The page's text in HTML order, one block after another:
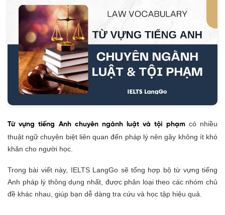
6. Gợi ý cách học từ vựng tiếng Anh chuyên ngành luật
Từ vựng tiếng Anh chuyên ngành luật và tội phạmcó nhiều
thuật ngữ chuyên biệt liên quan đến pháp lý nên gây không ít khó
khăn cho người học.
Trong bài viết này, IELTS LangGo sẽ tổng hợp bộ từ vựng tiếng
Anh pháp lý thông dụng nhất, được phân loại theo các nhóm chủ
đề khác nhau, giúp bạn dễ dàng tra cứu và học tập hiệu quả.